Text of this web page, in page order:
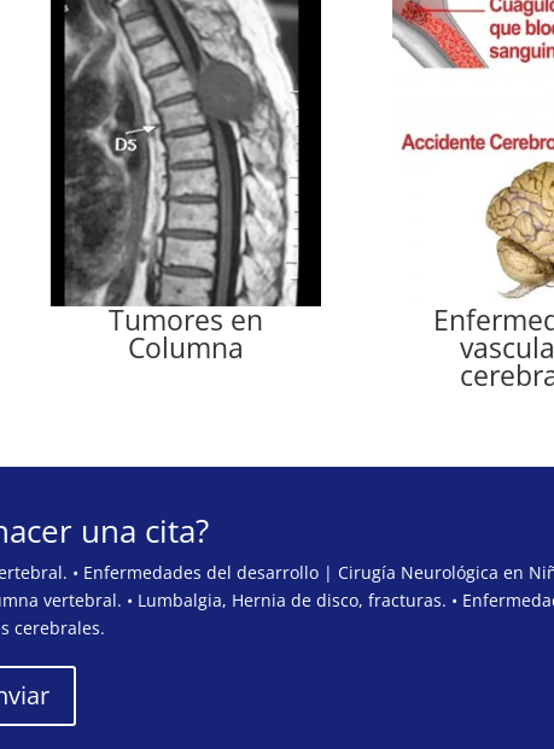
Tumores en
Columna
una cita?
• Enfermedades del desarrollo | Cirugía Neurológica en
vertebral. • Lumbalgia, Hernia de disco, fracturas. •
cerebrales.